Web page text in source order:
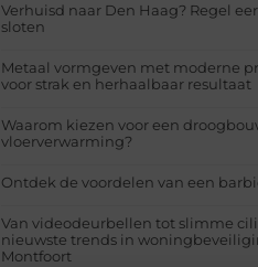
Verhuisd naar Den Haag? Regel
sloten
Metaal vormgeven met moderne
voor strak en herhaalbaar resultaat
Waarom kiezen voor een
vloerverwarming?
Ontdek de voordelen van een
Van videodeurbellen tot slimme
nieuwste trends in
Montfoort